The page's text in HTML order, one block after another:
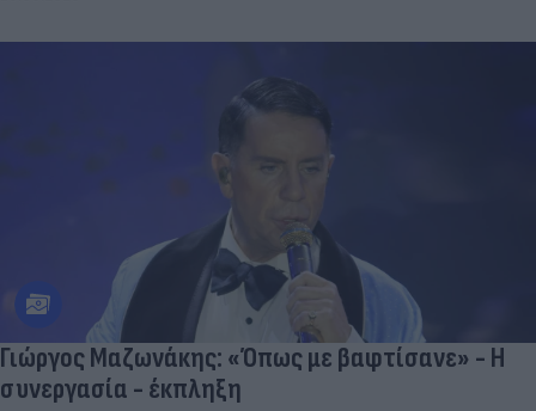
Γιώργος Μαζωνάκης: «Όπως με βαφτίσανε» - Η
συνεργασία - έκπληξη